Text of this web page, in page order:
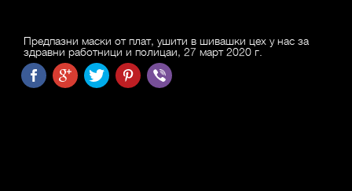
Предпазни маски от плат, ушити в шивашки цех у нас за
здравни работници и полицаи, 27 март 2020 г.